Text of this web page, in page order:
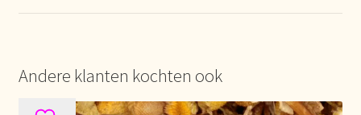
Multilingüismo.
Andere klanten kochten ook